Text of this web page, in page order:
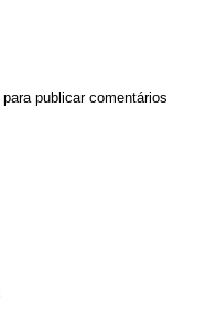
para publicar comentários